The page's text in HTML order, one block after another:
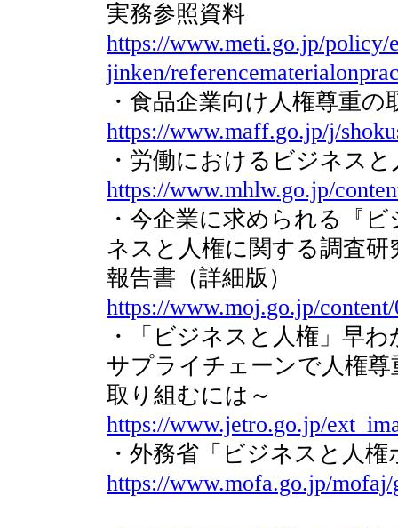
実務参照資料
https://www.meti.go.jp/policy/
jinken/
・食品企業向け人権尊重
https://www.maff.go.jp/j/
・労働におけるビジネス
https://www.mhlw.go.jp/
・今企業に求められる『
ネスと人権に関する調査研
報告書（詳細版）
https://www.moj.go.jp/
・「ビジネスと人権」早
サプライチェーンで人権尊
取り組むには～
https://www.jetro.go.jp/
・外務省「ビジネスと人
https://www.mofa.go.jp/